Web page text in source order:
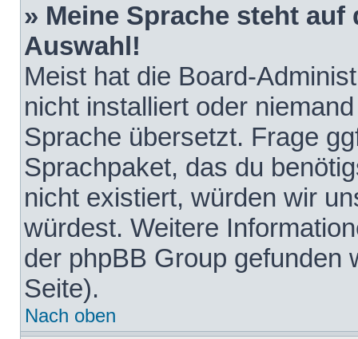
» Meine Sprache steht
Auswahl!
Meist hat die Board-
nicht installiert oder
Sprache übersetzt. Frage
Sprachpaket, das du
nicht existiert, würden wir
würdest. Weitere
der phpBB Group gefunden
Seite).
Nach oben